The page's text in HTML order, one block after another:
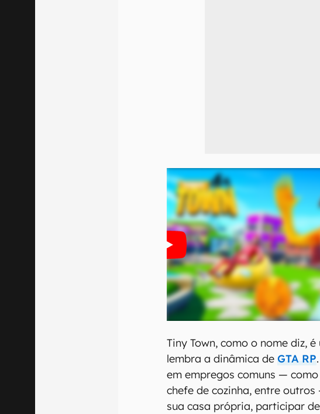
Tiny Town, como o nome diz,
lembra a dinâmica deGTA RP
em empregos comuns —
chefe de cozinha, entre
sua casa própria, participar